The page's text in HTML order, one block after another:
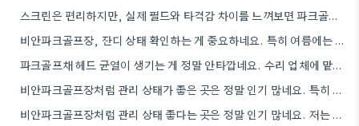
스크린은 편리하지만, 실제 필드와 타격감 차이를 느껴보면 파크골프의 재미를 제대로 즐기기 어려울 것 같아요.
비안파크골프장, 잔디 상태 확인하는 게 중요하네요. 특히 여름에는 햇볕에 녹는 것 같아서 모자 꼭 챙겨야겠어요.
파크골프채 헤드 균열이 생기는 게 정말 안타깝네요. 수리 업체에 맡기는 것보다 비용을 절약하는 방법도 있을까요?
비안파크골프장처럼 관리 상태가 좋은 곳은 정말 인기 많네요. 특히 주말엔 사전 확인이 필수인 것 같아요.
비안파크골프장처럼 관리 상태 좋다는 곳은 정말 인기 많네요. 저는 잔디 상태도 중요하게 생각해서, 가기 전에…